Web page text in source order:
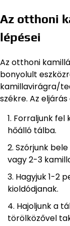
Az otthoni
lépései
Az otthoni
bonyolult
kamillavirágra/
székre. Az
Forraljunk fel
hőálló tálba.
Szórjunk
vagy 2-3
Hagyjuk 1-2
kioldódjanak.
Hajoljunk a
törölközővel